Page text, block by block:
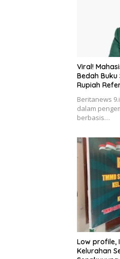
Viral!
Bedah
Rupiah
Beritanews
dalam
berbasis…
Low profile,
Kelurahan